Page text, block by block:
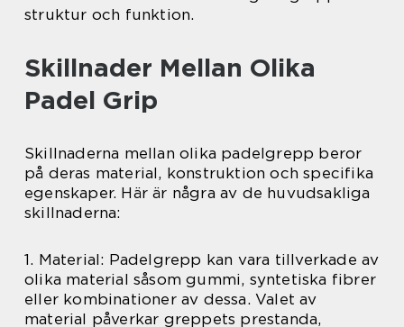
struktur och funktion.
Skillnader Mellan Olika
Padel Grip
Skillnaderna mellan olika padelgrepp beror
på deras material, konstruktion och specifika
egenskaper. Här är några av de huvudsakliga
skillnaderna:
1. Material: Padelgrepp kan vara tillverkade av
olika material såsom gummi, syntetiska fibrer
eller kombinationer av dessa. Valet av
material påverkar greppets prestanda,